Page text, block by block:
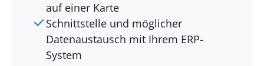
auf einer Karte
Schnittstelle und möglicher
Datenaustausch mit Ihrem ERP-
System